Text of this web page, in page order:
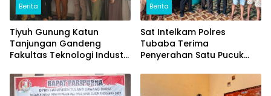
Berita
Tiyuh Gunung Katun
Tanjungan Gandeng
Fakultas Teknologi Industri
Potensi Ikan Lomou
Menjadi Prodak Unggulan
Berita
Sat Intelkam Polres
Tubaba Terima
Penyerahan Satu Pucuk
Masyarakat